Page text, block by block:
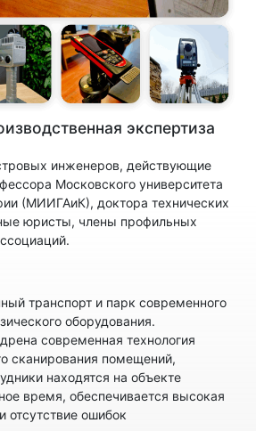
экспертиза
инженеров, действующие
Московского университета
(МИИГАиК), доктора технических
юристы, члены профильных
транспорт и парк современного
оборудования.
современная технология
сканирования помещений,
находятся на объекте
время, обеспечивается высокая
отсутствие ошибок